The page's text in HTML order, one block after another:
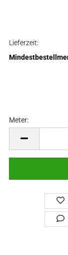
Lieferzeit:
Meter: